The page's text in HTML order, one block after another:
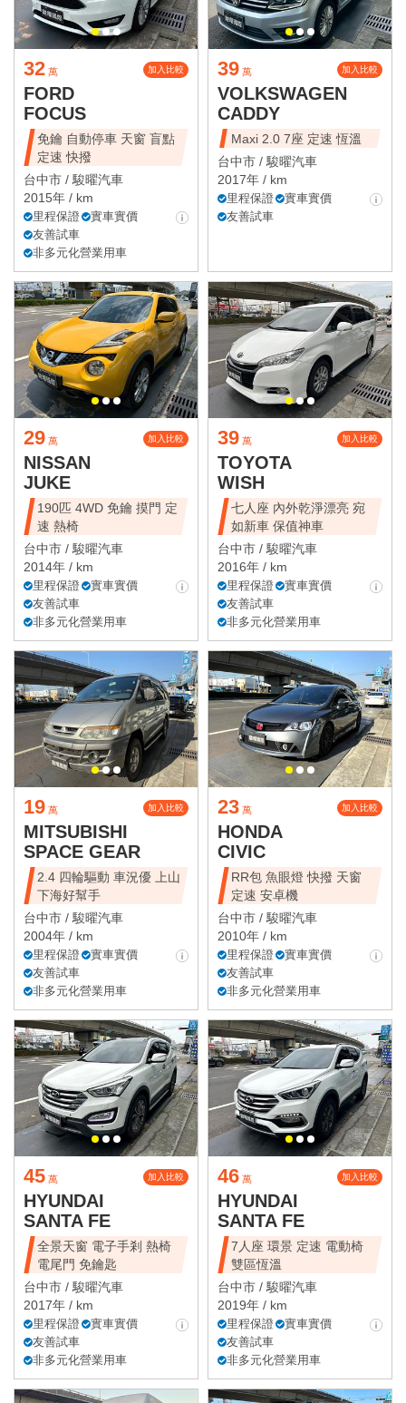
32 萬 加入比較
FORD
FOCUS
免鑰 自動停車 天窗 盲點
定速 快撥
台中市 /駿曜汽車
2015年 / km
里程保證
實車實價
友善試車
非多元化營業用車
39 萬 加入比較
VOLKSWAGEN
CADDY
Maxi 2.0 7座 定速 恆溫
台中市 /駿曜汽車
2017年 / km
里程保證
實車實價
友善試車
29 萬 加入比較
NISSAN
JUKE
190匹 4WD 免鑰 摸門 定
速 熱椅
台中市 /駿曜汽車
2014年 / km
里程保證
實車實價
友善試車
非多元化營業用車
39 萬 加入比較
TOYOTA
WISH
七人座 內外乾淨漂亮 宛
如新車 保值神車
台中市 /駿曜汽車
2016年 / km
里程保證
實車實價
友善試車
非多元化營業用車
19 萬 加入比較
MITSUBISHI
SPACE GEAR
2.4 四輪驅動 車況優 上山
下海好幫手
台中市 /駿曜汽車
2004年 / km
里程保證
實車實價
友善試車
非多元化營業用車
23 萬 加入比較
HONDA
CIVIC
RR包 魚眼燈 快撥 天窗
定速 安卓機
台中市 /駿曜汽車
2010年 / km
里程保證
實車實價
友善試車
非多元化營業用車
45 萬 加入比較
HYUNDAI
SANTA FE
全景天窗 電子手剎 熱椅
電尾門 免鑰匙
台中市 /駿曜汽車
2017年 / km
里程保證
實車實價
友善試車
非多元化營業用車
46 萬 加入比較
HYUNDAI
SANTA FE
7人座 環景 定速 電動椅
雙區恆溫
台中市 /駿曜汽車
2019年 / km
里程保證
實車實價
友善試車
非多元化營業用車